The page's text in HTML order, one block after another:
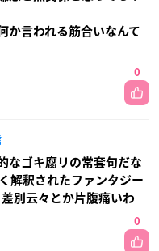
か言われる筋合いなんて
0
なゴキ腐リの常套句だな
解釈されたファンタジー
別云々とか片腹痛いわ
0